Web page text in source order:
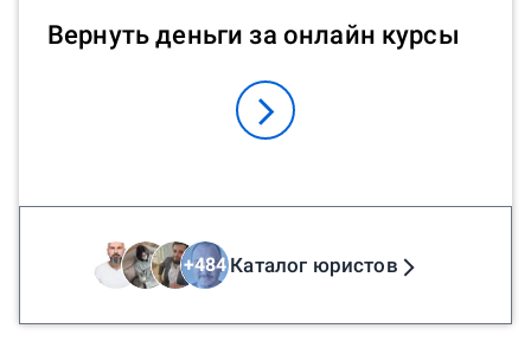
Вернуть деньги за онлайн курсы
+484Каталог юристов